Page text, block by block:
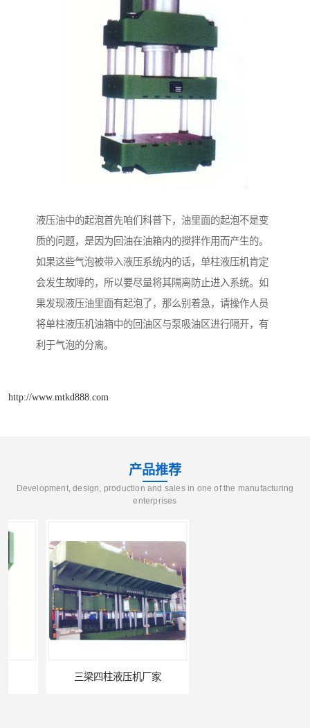
液压油中的起泡首先咱们科普下，油里面的起泡不是变
质的问题，是因为回油在油箱内的搅拌作用而产生的。
如果这些气泡被带入液压系统内的话，单柱液压机肯定
会发生故障的，所以要尽量将其隔离防止进入系统。如
果发现液压油里面有起泡了，那么别着急，请操作人员
将单柱液压机油箱中的回油区与泵吸油区进行隔开，有
利于气泡的分离。
http://www.mtkd888.com
产品推荐
Development, design, production and sales in one of the manufacturing
enterprises
三梁四柱液压机厂家